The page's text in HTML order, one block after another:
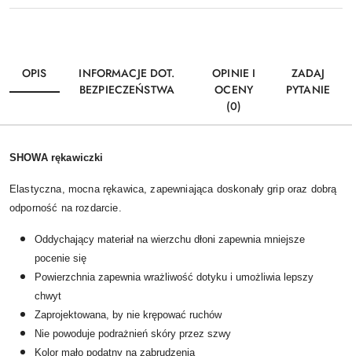
OPIS
INFORMACJE DOT.
BEZPIECZEŃSTWA
OPINIE I
OCENY
(0)
ZADAJ
PYTANIE
SHOWA rękawiczki
Elastyczna, mocna rękawica, zapewniająca doskonały grip oraz dobrą
odporność na rozdarcie.
Oddychający materiał na wierzchu dłoni zapewnia mniejsze
pocenie się
Powierzchnia zapewnia wrażliwość dotyku i umożliwia lepszy
chwyt
Zaprojektowana, by nie krępować ruchów
Nie powoduje podrażnień skóry przez szwy
Kolor mało podatny na zabrudzenia